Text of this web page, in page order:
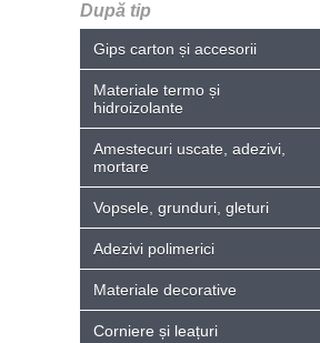
După tip
Gips carton și accesorii
Materiale termo și
hidroizolante
Amestecuri uscate, adezivi,
mortare
Vopsele, grunduri, gleturi
Adezivi polimerici
Materiale decorative
Corniere și leațuri